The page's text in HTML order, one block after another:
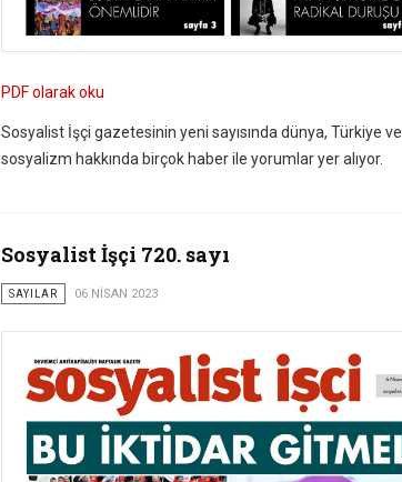
PDF olarak oku
Sosyalist İşçi gazetesinin yeni sayısında dünya, Türkiye ve
sosyalizm hakkında birçok haber ile yorumlar yer alıyor.
Sosyalist İşçi 720. sayı
SAYILAR 06 NISAN 2023